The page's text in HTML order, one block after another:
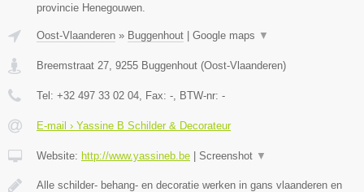
provincie Henegouwen.
Oost-Vlaanderen » Buggenhout Google maps ▼
Breemstraat 27 9255 Buggenhout (Oost-Vlaanderen)
Tel: +32 497 33 02 04 , Fax: - , BTW-nr: -
E-mail › Yassine B Schilder & Decorateur
Website: http://www.yassineb.be Screenshot ▼
Alle schilder- behang- en decoratie werken in gans vlaanderen en